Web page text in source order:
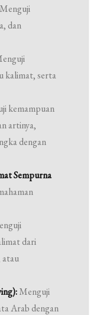
Menguji
dan
kalimat, serta
kemampuan
artinya,
dengan
Sempurna
dari
atau
Menguji
Arab dengan